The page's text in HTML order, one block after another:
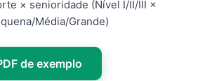
× senioridade (Nível I/II/III ×
Média/Grande)
de exemplo